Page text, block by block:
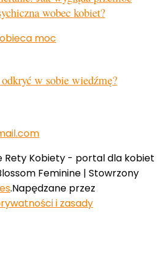
wobec kobiet?
w sobie wiedźmę?
Rety Kobiety - portal dla kobiet
Feminine | Stowrzony
.Napędzane przez
i zasady